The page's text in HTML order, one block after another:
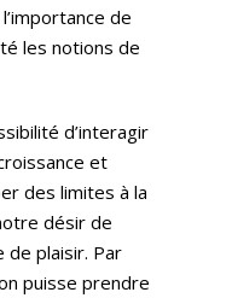
de
les notions de
d’interagir
et
des limites à la
désir de
de plaisir. Par
puisse prendre